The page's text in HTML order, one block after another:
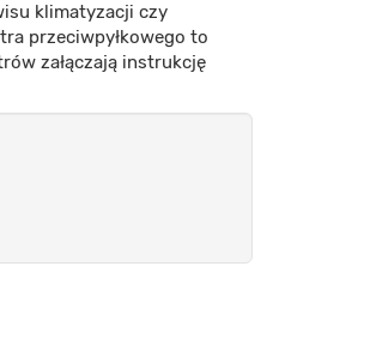
klimatyzacji czy
przeciwpyłkowego to
załączają instrukcję